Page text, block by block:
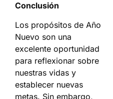
Conclusión
Los propósitos de Año
Nuevo son una
excelente oportunidad
para reflexionar sobre
nuestras vidas y
establecer nuevas
metas. Sin embargo,